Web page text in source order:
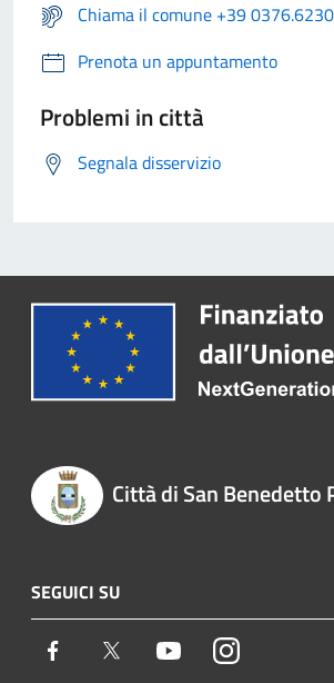
Chiama il comune +39 0376.6230
Prenota un appuntamento
Problemi in città
Segnala disservizio
Città di San Benedetto
SEGUICI SU
Facebook Twitter YoutubeInstagram